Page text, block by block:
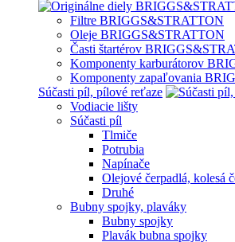
Filtre BRIGGS&STRATTON
Oleje BRIGGS&STRATTON
Časti štartérov
Komponenty karburátorov
Komponenty zapaľovania
Súčasti píl, pílové reťaze
Vodiacie lišty
Súčasti píl
Tlmiče
Potrubia
Napínače
Olejové čerpadlá, kolesá
Druhé
Bubny spojky, plaváky
Bubny spojky
Plavák bubna spojky